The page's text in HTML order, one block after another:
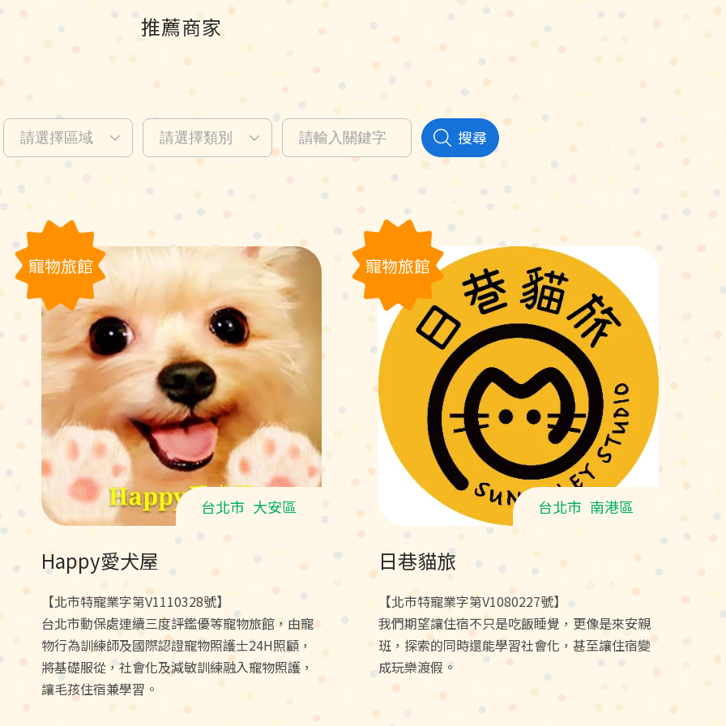
推薦商家
搜尋
寵物旅館
台北市 大安區
Happy愛犬屋
【北市特寵業字第V1110328號】
台北市動保處連續三度評鑑優等寵物旅館，由寵
物行為訓練師及國際認證寵物照護士24H照顧，
將基礎服從，社會化及減敏訓練融入寵物照護，
讓毛孩住宿兼學習。
寵物旅館
台北市 南港區
日巷貓旅
【北市特寵業字第V1080227號】
我們期望讓住宿不只是吃飯睡覺，更像是來安親
班，探索的同時還能學習社會化，甚至讓住宿變
成玩樂渡假。